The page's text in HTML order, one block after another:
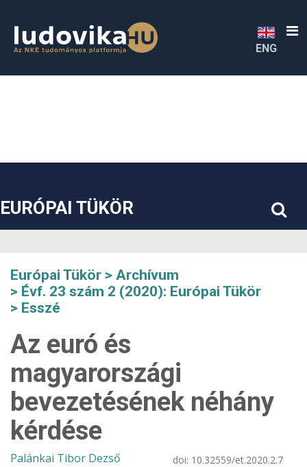
##plugins.themes.bootstrap3.accessible_menu.sidebar##
ENG
EURÓPAI TÜKÖR
Európai Tükör
Archívum
Évf. 23 szám 2 (2020): Európai Tükör
Esszé
Az euró és
magyarországi
bevezetésének néhány
kérdése
Palánkai Tibor Dezső doi: 10.32559/et.2020.2.7